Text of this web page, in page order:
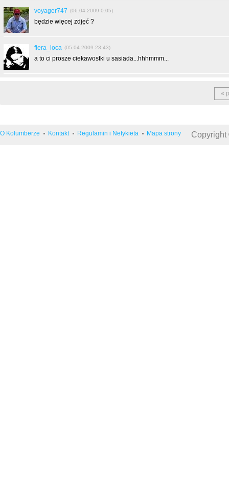
voyager747 (06.04.2009 0:05)
będzie więcej zdjęć ?
fiera_loca (05.04.2009 23:43)
a to ci prosze ciekawostki u sasiada...hhhmmm...
«
O Kolumberze Kontakt Regulamin i Netykieta Mapa strony